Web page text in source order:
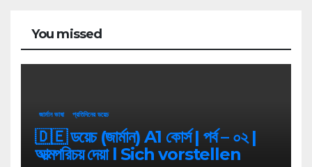
You missed
জার্মান ভাষা প্রতিদিনের ডয়েচ
🇩🇪 ডয়েচ (জার্মান) A1 কোর্স | পর্ব – ০২ |
আত্মপরিচয় দেয়া l Sich vorstellen